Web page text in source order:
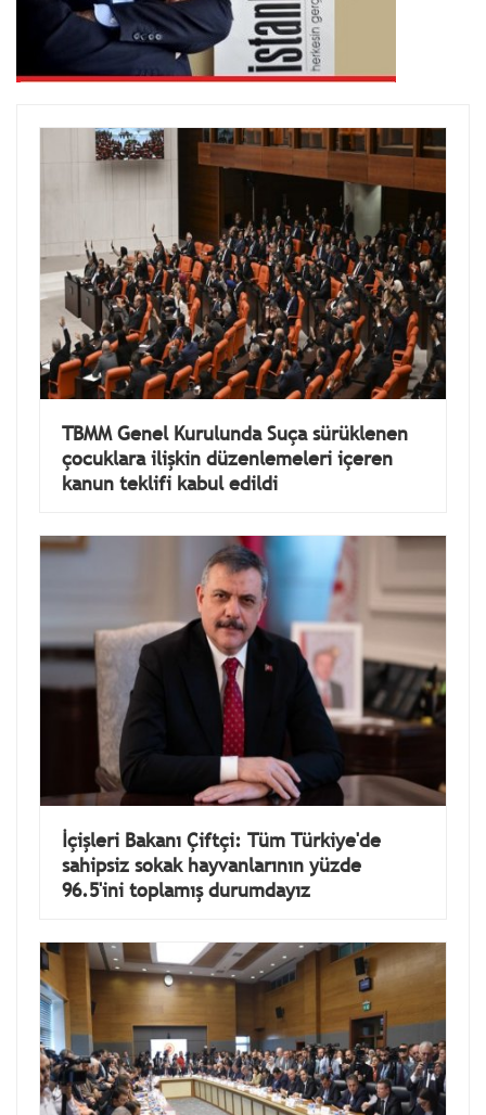
TBMM Genel Kurulunda Suça sürüklenen
çocuklara ilişkin düzenlemeleri içeren
kanun teklifi kabul edildi
İçişleri Bakanı Çiftçi: Tüm Türkiye'de
sahipsiz sokak hayvanlarının yüzde
96.5'ini toplamış durumdayız